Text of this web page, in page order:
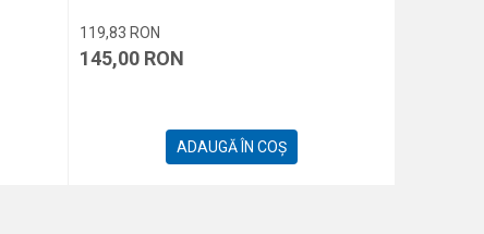
119,83 RON
145,00 RON
ADAUGĂ ÎN COȘ